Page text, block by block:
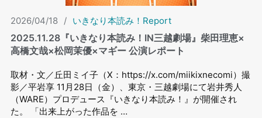
2026/04/18 / いきなり本読み！Report
2025.11.28『いきなり本読み！IN三越劇場』柴田理恵×
高橋文哉×松岡茉優×マギー 公演レポート
取材・文／丘田ミイ子（X：https://x.com/miikixnecomi）撮
影／平岩享 11月28日（金）、東京・三越劇場にて岩井秀人
（WARE）プロデュース『いきなり本読み！』が開催され
た。 「出来上がった作品を …